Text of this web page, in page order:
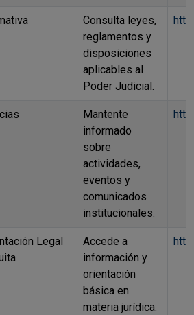
Consulta leyes,
reglamentos y
disposiciones
aplicables al
Poder Judicial.
Mantente
informado
sobre
actividades,
eventos y
comunicados
institucionales.
Legal
Accede a
información y
orientación
básica en
materia jurídica.